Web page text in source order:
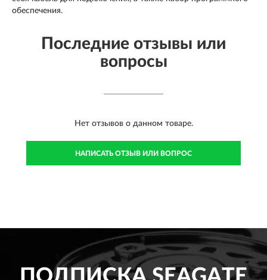
обеспечения.
Последние отзывы или
вопросы
Нет отзывов о данном товаре.
НАПИСАТЬ ОТЗЫВ ИЛИ ВОПРОС